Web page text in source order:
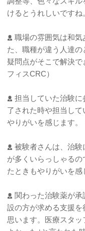
けるとうれしいですね
職場の雰囲気は和気
た、職種が違う人達
疑問点がそこで解決
フィスCRC）
担当していた治験
了された時や担当し
やりがいを感じます。
被験者さんは、治
が多くいらっしゃる
たときもやりがいを感
関わった治験薬が
設の方が求める支援
思います。医療スタ